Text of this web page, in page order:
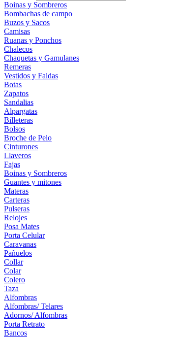
Boinas y Sombreros
Bombachas de campo
Buzos y Sacos
Camisas
Ruanas y Ponchos
Chalecos
Chaquetas y Gamulanes
Remeras
Vestidos y Faldas
Botas
Zapatos
Sandalias
Alpargatas
Billeteras
Bolsos
Broche de Pelo
Cinturones
Llaveros
Fajas
Boinas y Sombreros
Guantes y mitones
Materas
Carteras
Pulseras
Relojes
Posa Mates
Porta Celular
Caravanas
Pañuelos
Collar
Colar
Colero
Taza
Alfombras
Alfombras/ Telares
Adornos/ Alfombras
Porta Retrato
Bancos